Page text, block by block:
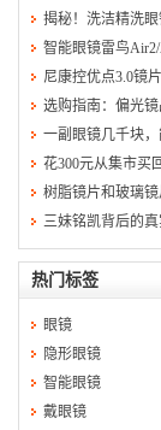
揭秘！洗洁精洗
智能眼镜雷鸟
尼康控优点3.0镜
选购指南：偏光
一副眼镜几千块
花300元从集市买
树脂镜片和玻璃
三妹铭凯背后的
热门标签
眼镜
隐形眼镜
智能眼镜
戴眼镜